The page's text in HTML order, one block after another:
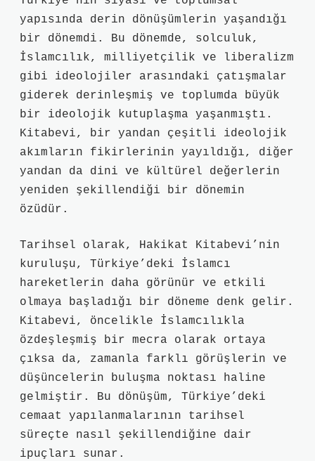
yapısında derin dönüşümlerin yaşandığı
bir dönemdi. Bu dönemde, solculuk,
İslamcılık, milliyetçilik ve liberalizm
gibi ideolojiler arasındaki çatışmalar
giderek derinleşmiş ve toplumda büyük
bir ideolojik kutuplaşma yaşanmıştı.
Kitabevi, bir yandan çeşitli ideolojik
akımların fikirlerinin yayıldığı, diğer
yandan da dini ve kültürel değerlerin
yeniden şekillendiği bir dönemin
özüdür.
Tarihsel olarak, Hakikat Kitabevi’nin
kuruluşu, Türkiye’deki İslamcı
hareketlerin daha görünür ve etkili
olmaya başladığı bir döneme denk gelir.
Kitabevi, öncelikle İslamcılıkla
özdeşleşmiş bir mecra olarak ortaya
çıksa da, zamanla farklı görüşlerin ve
düşüncelerin buluşma noktası haline
gelmiştir. Bu dönüşüm, Türkiye’deki
cemaat yapılanmalarının tarihsel
süreçte nasıl şekillendiğine dair
ipuçları sunar.